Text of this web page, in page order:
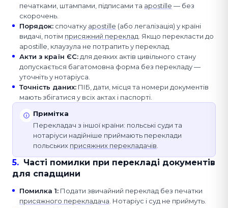
печатками, штампами, підписами та apostille — без
скорочень.
Порядок: спочатку apostille (або легалізація) у країні
видачі, потім присяжний переклад . Якщо перекласти до
apostille, клаузула не потрапить у переклад.
Акти з країн ЄС: для деяких актів цивільного стану
допускається багатомовна форма без перекладу —
уточніть у нотаріуса.
Точність даних: ПІБ, дати, місця та номери документів
мають збігатися у всіх актах і паспорті.
Примітка
Перекладач з іншої країни: польські суди та
нотаріуси надійніше приймають переклади
польських присяжних перекладачів
5. Часті помилки при перекладі документів
для спадщини
Помилка 1: Подати звичайний переклад без печатки
присяжного перекладача . Нотаріус і суд не приймуть.